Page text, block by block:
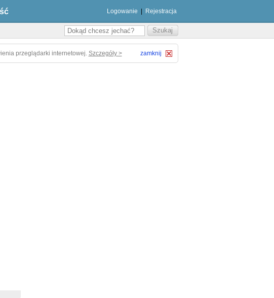
Logowanie Rejestracja
przeglądarki internetowej. Szczegóły > zamknij